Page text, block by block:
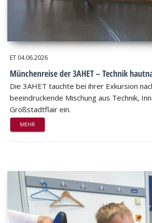
ET 04.06.2026
Münchenreise der 3AHET – Technik
Die 3AHET tauchte bei ihrer Exkursion
beeindruckende Mischung aus Technik,
Großstadtflair ein.
MEHR